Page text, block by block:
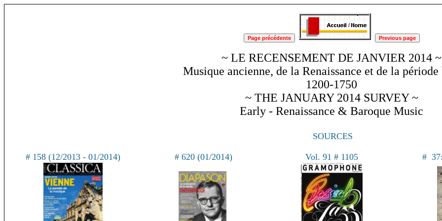
~ LE RECENSEMENT DE JANVIER 2014 ~
Musique ancienne, de la Renaissance et de la période
1200-1750
~ THE JANUARY 2014 SURVEY ~
Early - Renaissance & Baroque Music
SOURCES
# 158 (12/2013 - 01/2014) # 620 (01/2014) Vol. 91 # 1105 #